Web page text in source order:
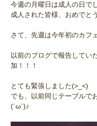
今週の月曜日は成人の日で
成人された皆様、おめでと
さて、先週は今年初のカフ
以前のブログで報告してい
加！！！
とても緊張しました(>_<)
でも、以前同じテーブルで
(´ω`)♪